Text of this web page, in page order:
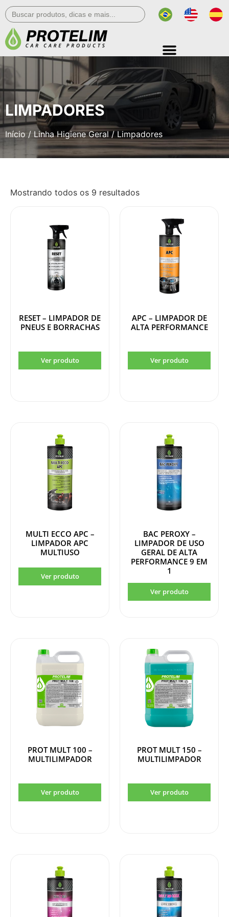
Search
for:
LIMPADORES
Início/ Linha Higiene Geral/ Limpadores
Mostrando todos os 9 resultados
RESET – LIMPADOR DE
PNEUS E BORRACHAS
APC – LIMPADOR DE
ALTA PERFORMANCE
MULTI ECCO APC –
LIMPADOR APC
MULTIUSO
BAC PEROXY –
LIMPADOR DE USO
GERAL DE ALTA
PERFORMANCE 9 EM
1
PROT MULT 100 –
MULTILIMPADOR
PROT MULT 150 –
MULTILIMPADOR